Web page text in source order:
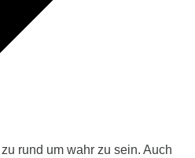
rund um wahr zu sein. Auch